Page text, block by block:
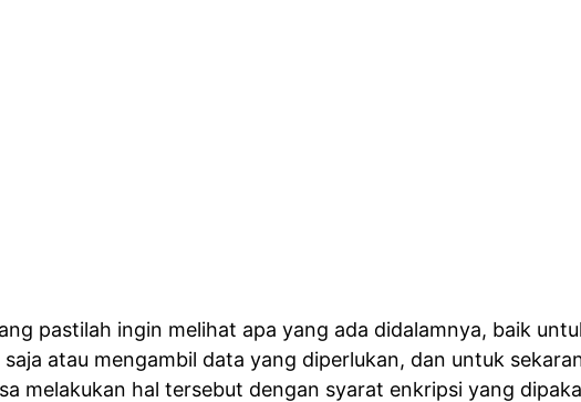
pastilah ingin melihat apa yang ada didalamnya, baik
atau mengambil data yang diperlukan, dan untuk
melakukan hal tersebut dengan syarat enkripsi yang